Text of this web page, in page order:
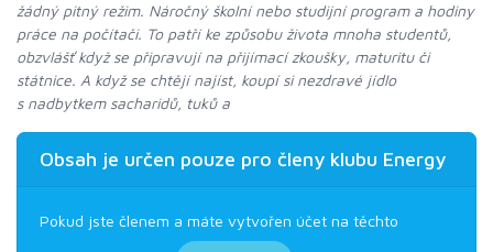
žádný pitný režim. Náročný školní nebo studijní program a hodiny
práce na počítači. To patří ke způsobu života mnoha studentů,
obzvlášť když se připravují na přijímací zkoušky, maturitu či
státnice. A když se chtějí najíst, koupí si nezdravé jídlo
s nadbytkem sacharidů, tuků a
Obsah je určen pouze pro členy klubu Energy
Pokud jste členem a máte vytvořen účet na těchto